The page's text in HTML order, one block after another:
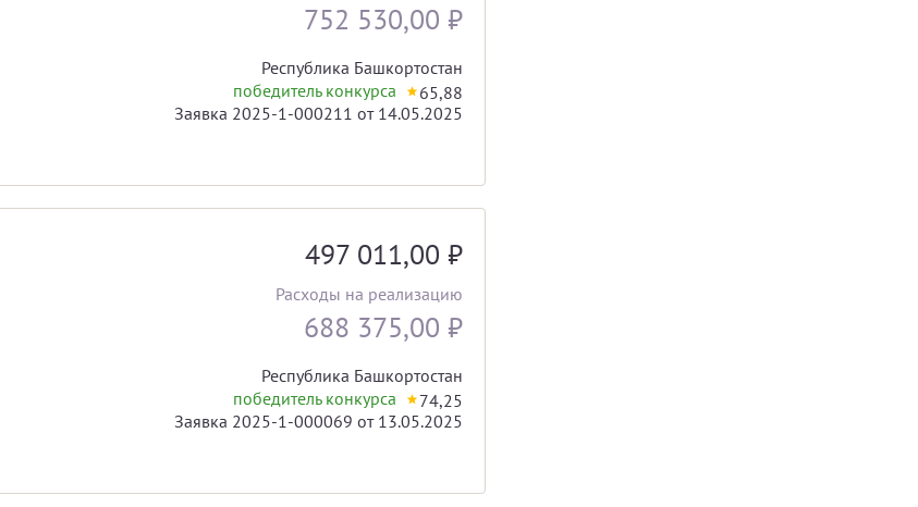
752 530,00 ₽
Республика Башкортостан
победитель конкурса
65,88
Заявка 2025-1-000211 от 14.05.2025
497 011,00 ₽
Расходы на реализацию
688 375,00 ₽
Республика Башкортостан
победитель конкурса
74,25
Заявка 2025-1-000069 от 13.05.2025